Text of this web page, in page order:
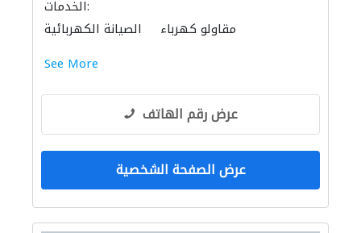
الخدمات:
الصيانة الكهربائية
مقاولو كهرباء
See More
عرض رقم الهاتف
عرض الصفحة الشخصية